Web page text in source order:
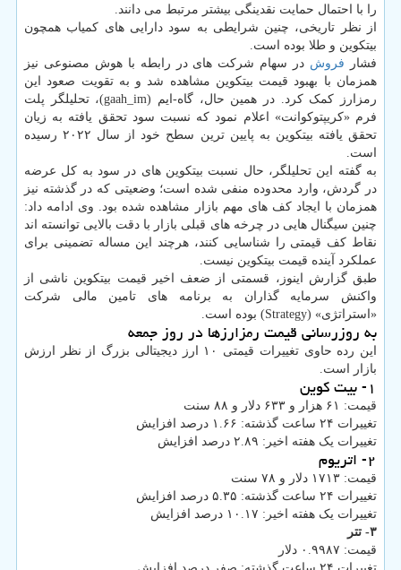
را با احتمال حمایت نقدینگی بیشتر مرتبط می دانند.
از نظر تاریخی، چنین شرایطی به سود دارایی های کمیاب همچون
بیتکوین و طلا بوده است.
فشار فروش در سهام شرکت های در رابطه با هوش مصنوعی نیز
همزمان با بهبود قیمت بیتکوین مشاهده شد و به تقویت صعود این
رمزارز کمک کرد. در همین حال، گاه-ایم (gaah_im)، تحلیلگر پلت
فرم «کریپتوکوانت» اعلام نمود که نسبت سود تحقق یافته به زیان
تحقق یافته بیتکوین به پایین ترین سطح خود از سال ۲۰۲۲ رسیده
است.
به گفته این تحلیلگر، حال نسبت بیتکوین های در سود به کل عرضه
در گردش، وارد محدوده منفی شده است؛ وضعیتی که در گذشته نیز
همزمان با ایجاد کف های مهم بازار مشاهده شده بود. وی ادامه داد:
چنین سیگنال هایی در چرخه های قبلی بازار با دقت بالایی توانسته اند
نقاط کف قیمتی را شناسایی کنند، هرچند این مساله تضمینی برای
عملکرد آینده قیمت بیتکوین نیست.
طبق گزارش اینوز، قسمتی از ضعف اخیر قیمت بیتکوین ناشی از
واکنش سرمایه گذاران به برنامه های تامین مالی شرکت
«استراتژی» (Strategy) بوده است.
به روزرسانی قیمت رمزارزها در روز جمعه
این رده حاوی تغییرات قیمتی ۱۰ ارز دیجیتالی بزرگ از نظر ارزش
بازار است.
۱- بیت کوین
قیمت: ۶۱ هزار و ۶۳۳ دلار و ۸۸ سنت
تغییرات ۲۴ ساعت گذشته: ۱.۶۶ درصد افزایش
تغییرات یک هفته اخیر: ۲.۸۹ درصد افزایش
۲- اتریوم
قیمت: ۱۷۱۳ دلار و ۷۸ سنت
تغییرات ۲۴ ساعت گذشته: ۵.۳۵ درصد افزایش
تغییرات یک هفته اخیر: ۱۰.۱۷ درصد افزایش
۳- تتر
قیمت: ۰.۹۹۸۷ دلار